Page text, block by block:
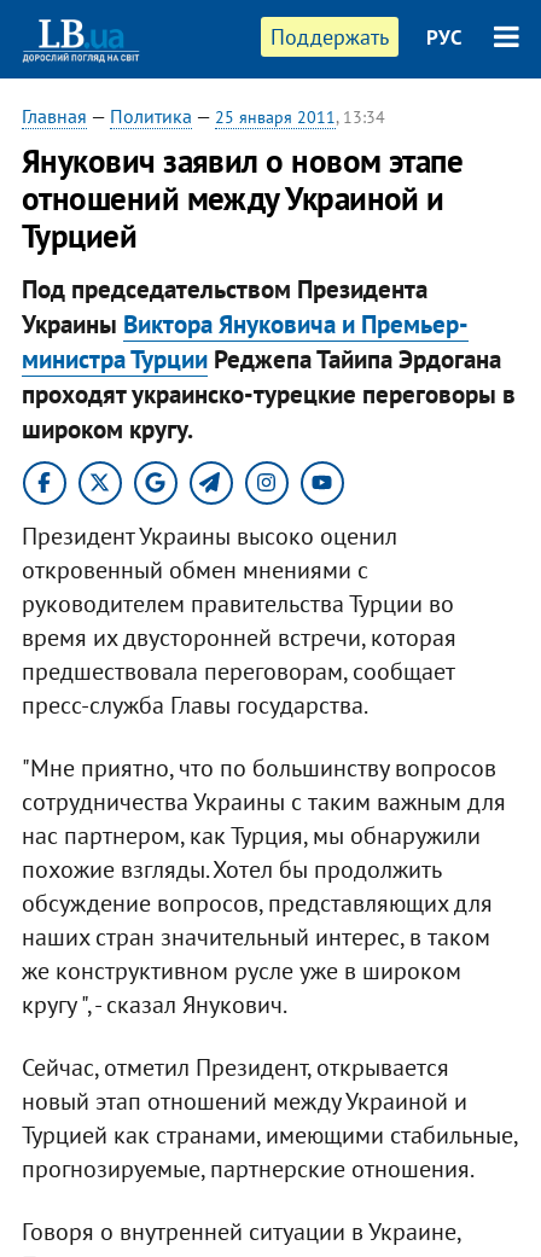
Поддержать РУС
Главная — Политика — 25 января 2011, 13:34
​Янукович заявил о новом этапе
отношений между Украиной и
Турцией
Под председательством Президента
Украины Виктора Януковича и Премьер-
министра ТурцииРеджепа Тайипа Эрдогана
проходят украинско-турецкие переговоры в
широком кругу.​
Президент Украины высоко оценил
откровенный обмен мнениями с
руководителем правительства Турции во
время их двусторонней встречи, которая
предшествовала переговорам, сообщает
пресс-служба Главы государства.
"Мне приятно, что по большинству вопросов
сотрудничества Украины с таким важным для
нас партнером, как Турция, мы обнаружили
похожие взгляды. Хотел бы продолжить
обсуждение вопросов, представляющих для
наших стран значительный интерес, в таком
же конструктивном русле уже в широком
кругу ", - сказал Янукович.
Сейчас, отметил Президент, открывается
новый этап отношений между Украиной и
Турцией как странами, имеющими стабильные,
прогнозируемые, партнерские отношения.
Говоря о внутренней ситуации в Украине,